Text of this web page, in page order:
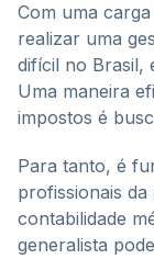
Com uma
realizar uma
difícil no Brasil,
Uma maneira
impostos é
Para tanto, é
profissionais da
contabilidade
generalista